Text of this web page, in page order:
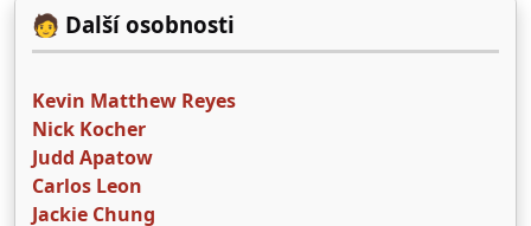
🧑 Další osobnosti
Kevin Matthew Reyes
Nick Kocher
Judd Apatow
Carlos Leon
Jackie Chung